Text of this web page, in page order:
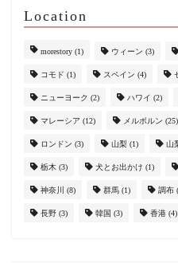
Location
morestory (1) ウィーン (3)
コモド (1) スペイン (4)
ニューヨーク (2) ハワイ (2)
マレーシア (12) メルボルン (25)
ロンドン (3) 山梨 (1) 山
栃木 (3) 犬とお出かけ (1)
神奈川 (8) 群馬 (1) 調布
長野 (3) 韓国 (3) 香港 (4)